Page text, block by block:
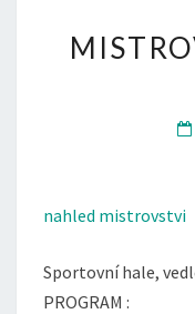
nahled mistrovstvi
Sportovní hale,
PROGRAM :